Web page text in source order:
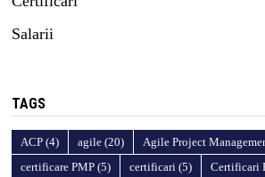
Salarii
TAGS
ACP(4) agile(20) Agile Project
certificare PMP(5) certificari (5) Certificari